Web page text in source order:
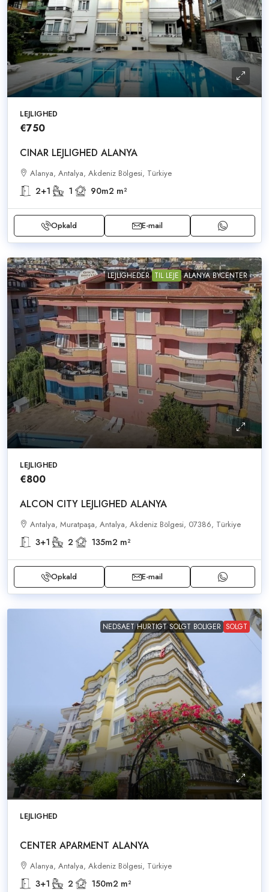
LEJLIGHED
€750
CINAR LEJLIGHED ALANYA
Alanya, Antalya, Akdeniz Bölgesi, Türkiye
2+1 1 90m2 m²
Opkald E-mail
LEJLIGHEDER TIL LEJE ALANYA BYCENTER
LEJLIGHED
€800
ALCON CITY LEJLIGHED ALANYA
Antalya, Muratpaşa, Antalya, Akdeniz Bölgesi, 07386, Türkiye
3+1 2 135m2 m²
Opkald E-mail
NEDSAET HURTIGT SOLGT BOLIGER SOLGT
LEJLIGHED
CENTER APARMENT ALANYA
Alanya, Antalya, Akdeniz Bölgesi, Türkiye
3+1 2 150m2 m²